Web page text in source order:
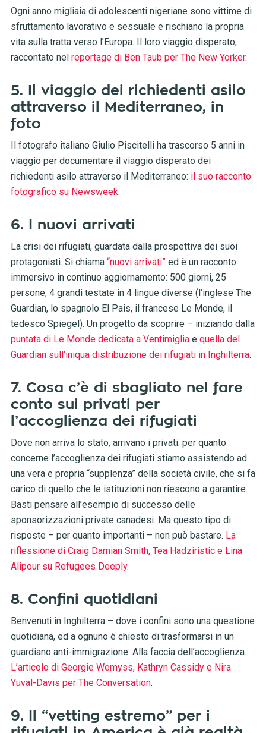
Ogni anno migliaia di adolescenti nigeriane sono vittime di
sfruttamento lavorativo e sessuale e rischiano la propria
vita sulla tratta verso l’Europa. Il loro viaggio disperato,
raccontato nel reportage di Ben Taub per The New Yorker.
5. Il viaggio dei richiedenti asilo
attraverso il Mediterraneo, in
foto
Il fotografo italiano Giulio Piscitelli ha trascorso 5 anni in
viaggio per documentare il viaggio disperato dei
richiedenti asilo attraverso il Mediterraneo: il suo racconto
fotografico su Newsweek.
6. I nuovi arrivati
La crisi dei rifugiati, guardata dalla prospettiva dei suoi
protagonisti. Si chiama “nuovi arrivati”ed è un racconto
immersivo in continuo aggiornamento: 500 giorni, 25
persone, 4 grandi testate in 4 lingue diverse (l’inglese The
Guardian, lo spagnolo El Pais, il francese Le Monde, il
tedesco Spiegel). Un progetto da scoprire – iniziando dalla
puntata di Le Monde dedicata a Ventimigliae quella del
Guardian sull’iniqua distribuzione dei rifugiati in Inghilterra.
7. Cosa c’è di sbagliato nel fare
conto sui privati per
l’accoglienza dei rifugiati
Dove non arriva lo stato, arrivano i privati: per quanto
concerne l’accoglienza dei rifugiati stiamo assistendo ad
una vera e propria “supplenza” della società civile, che si fa
carico di quello che le istituzioni non riescono a garantire.
Basti pensare all’esempio di successo delle
sponsorizzazioni private canadesi. Ma questo tipo di
risposte – per quanto importanti – non può bastare. La
riflessione di Craig Damian Smith, Tea Hadziristic e Lina
Alipour su Refugees Deeply.
8. Confini quotidiani
Benvenuti in Inghilterra – dove i confini sono una questione
quotidiana, ed a ognuno è chiesto di trasformarsi in un
guardiano anti-immigrazione. Alla faccia dell’accoglienza.
L’articolo di Georgie Wemyss, Kathryn Cassidy e Nira
Yuval-Davis per The Conversation.
9. Il “vetting estremo” per i